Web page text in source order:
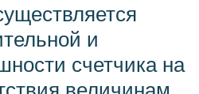
и
счетчика на